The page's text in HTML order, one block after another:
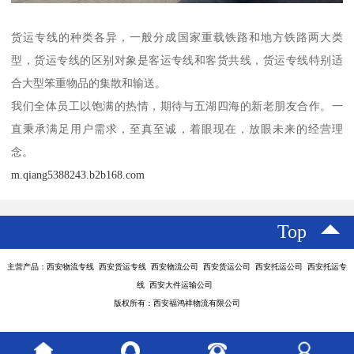
货运专线的种类各异，一般分成国家重载铁路和地方铁路两大类
型，货运专线的区别对象是客运专线和客货共线，货运专线特别适
合大型笨重物品的集散和输送。
我们全体员工以饱满的热情，期待与五湖四海的新老朋友合作。一
直秉承满足用户需求，至真至诚，着眼现在，放眼未来的经营理
念。
m.qiang5388243.b2b168.com
Top
主营产品：西安物流专线 西安货运专线 西安物流公司 西安货运公司 西安托运公司 西安托运专
线 西安大件运输公司
版权所有：西安福鸿祥物流有限公司